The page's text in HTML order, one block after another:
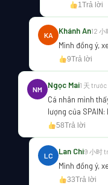
1Trả lời
KA Khánh An12
Mình đồng ý,
9Trả lời
NM Ngọc Mai1 天 trước
Cá nhân mình
lượng của SPAIN:
58Trả lời
LC Lan Chi9 小时
Mình đồng ý,
33Trả lời